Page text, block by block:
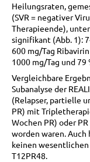
Heilungsraten,
(SVR = negativer
Therapieende),
signifikant (Abb. 1):
600 mg/Tag
1000 mg/Tag und
Vergleichbare
Subanalyse der
(Relapser, partielle
PR) mit
Wochen PR) oder
worden waren.
keinen
T12PR48.